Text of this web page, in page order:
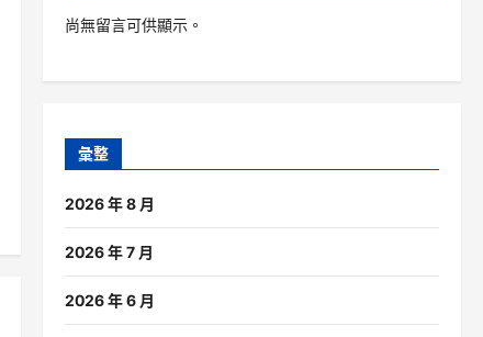
尚無留言可供顯示。
彙整
2026 年 8 月
2026 年 7 月
2026 年 6 月